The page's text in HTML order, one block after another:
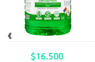
‹
$16.500